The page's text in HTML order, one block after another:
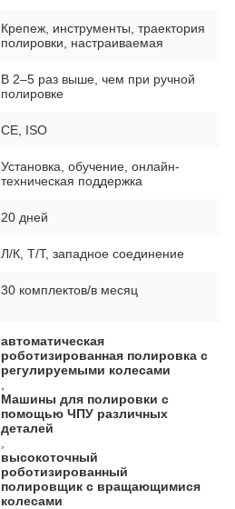
Крепеж, инструменты, траектория
полировки, настраиваемая
В 2–5 раз выше, чем при ручной
полировке
CE, ISO
Установка, обучение, онлайн-
техническая поддержка
20 дней
Л/К, Т/Т, западное соединение
30 комплектов/в месяц
автоматическая
роботизированная полировка с
регулируемыми колесами
Машины для полировки с
помощью ЧПУ различных
деталей
высокоточный
роботизированный
полировщик с вращающимися
колесами